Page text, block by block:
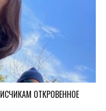
ОТКРОВЕННОЕ